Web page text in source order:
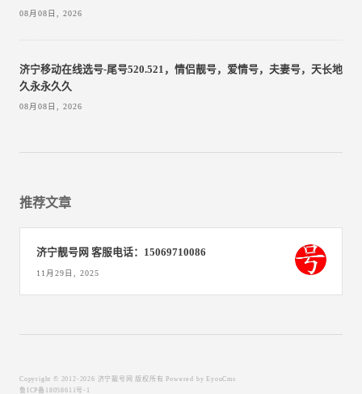
08月08日, 2026
济宁移动在线选号-尾号520.521，情侣靓号，爱情号，夫妻号，天长地
久永永久久
08月08日, 2026
推荐文章
济宁靓号网 客服电话：15069710086
11月29日, 2025
Copyright © 2012-2026 济宁靓号网 版权所有
Powered by EyouCms
鲁ICP备18058611号-1